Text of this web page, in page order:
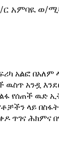
ር አምባዪ ወ/
አልፎ በአለም
ዉስጥ አንዷ
የሰጠች ዉድ
ላይ
ጥገና ሕክምና